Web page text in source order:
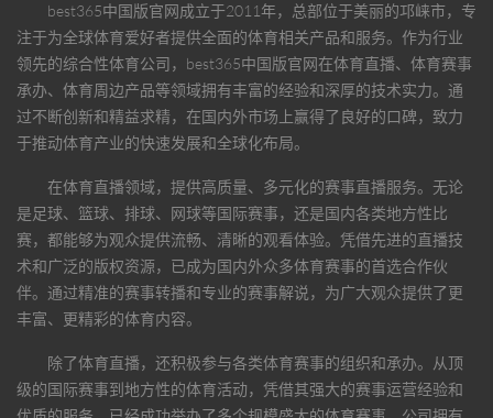
best365中国版官网成立于2011年，总部位于美丽的邛崃市，专
注于为全球体育爱好者提供全面的体育相关产品和服务。作为行业
领先的综合性体育公司， best365中国版官网在体育直播、体育赛事
承办、体育周边产品等领域拥有丰富的经验和深厚的技术实力。通
过不断创新和精益求精，在国内外市场上赢得了良好的口碑，致力
于推动体育产业的快速发展和全球化布局。
在体育直播领域，提供高质量、多元化的赛事直播服务。无论
是足球、篮球、排球、网球等国际赛事，还是国内各类地方性比
赛，都能够为观众提供流畅、清晰的观看体验。凭借先进的直播技
术和广泛的版权资源，已成为国内外众多体育赛事的首选合作伙
伴。通过精准的赛事转播和专业的赛事解说，为广大观众提供了更
丰富、更精彩的体育内容。
除了体育直播，还积极参与各类体育赛事的组织和承办。从顶
级的国际赛事到地方性的体育活动，凭借其强大的赛事运营经验和